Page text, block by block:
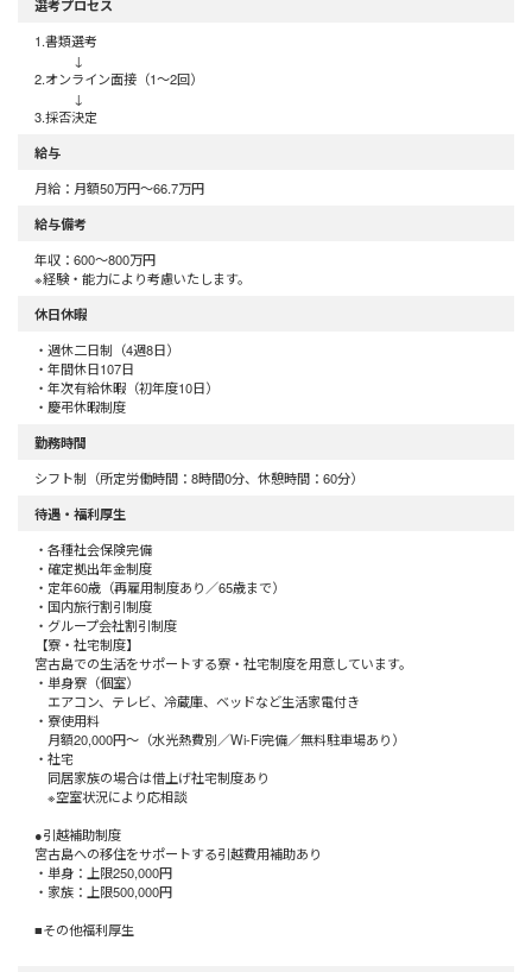
選考プロセス
1.書類選考
↓
2.オンライン面接（1～2回）
↓
3.採否決定
給与
月給：月額50万円～66.7万円
給与備考
年収：600～800万円
※経験・能力により考慮いたします。
休日休暇
・週休二日制（4週8日）
・年間休日107日
・年次有給休暇（初年度10日）
・慶弔休暇制度
勤務時間
シフト制（所定労働時間：8時間0分、休憩時間：60分）
待遇・福利厚生
・各種社会保険完備
・確定拠出年金制度
・定年60歳（再雇用制度あり／65歳まで）
・国内旅行割引制度
・グループ会社割引制度
【寮・社宅制度】
宮古島での生活をサポートする寮・社宅制度を用意しています。
・単身寮（個室）
エアコン、テレビ、冷蔵庫、ベッドなど生活家電付き
・寮使用料
月額20,000円～（水光熱費別／Wi-Fi完備／無料駐車場あり）
・社宅
同居家族の場合は借上げ社宅制度あり
※空室状況により応相談
●引越補助制度
宮古島への移住をサポートする引越費用補助あり
・単身：上限250,000円
・家族：上限500,000円
■その他福利厚生